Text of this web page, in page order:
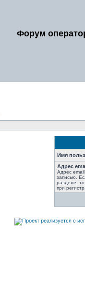
Форум
Имя
Адрес
Адрес
записью.
разделе,
при